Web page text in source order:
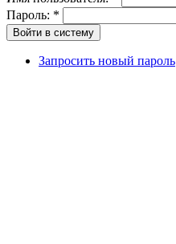
Пароль: *
Запросить новый пароль